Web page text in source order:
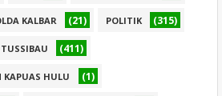
KALBAR (21) POLITIK (315)
(411)
KAPUAS HULU (1)